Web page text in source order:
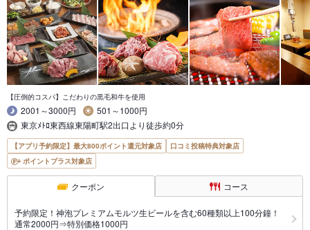
【圧倒的コスパ】こだわりの黒毛和牛を使用
2001～3000円
501～1000円
東京ﾒﾄﾛ東西線東陽町駅2出口より徒歩約0分
【アプリ予約限定】最大800ポイント還元対象店
口コミ投稿特典対象店
ポイントプラス対象店
クーポン コース
予約限定！神泡プレミアムモルツ生ビールを含む60種類以上100分鐘！
通常2000円⇒特別価格1000円